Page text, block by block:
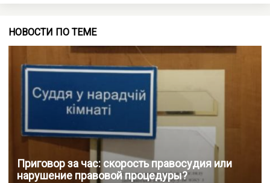
НОВОСТИ ПО ТЕМЕ
Приговор за час: скорость правосудия или
нарушение правовой процедуры?